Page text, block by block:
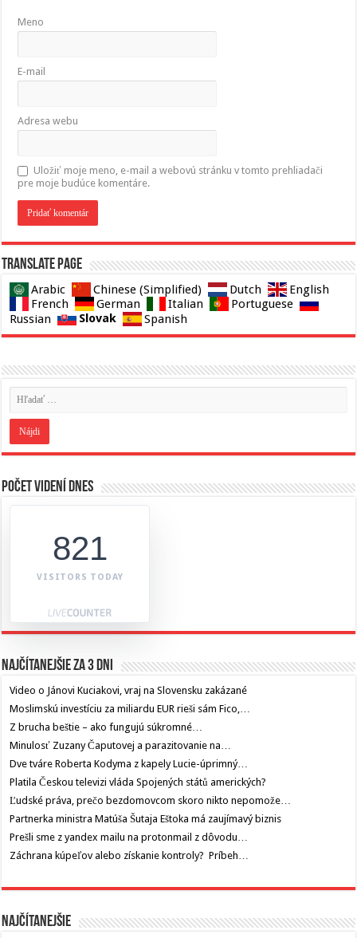
Meno
E-mail
Adresa webu
Uložiť moje meno, e-mail a webovú stránku v tomto prehliadači
pre moje budúce komentáre.
Translate page
Arabic Chinese (Simplified) Dutch
English
French
German Italian
Portuguese
Russian
Slovak Spanish
Počet videní dnes
821
VISITORS TODAY
Najčítanejšie za 3 dni
Video o Jánovi Kuciakovi, vraj na Slovensku zakázané
Moslimskú investíciu za miliardu EUR rieši sám Fico,…
Z brucha beštie – ako fungujú súkromné…
Minulosť Zuzany Čaputovej a parazitovanie na…
Dve tváre Roberta Kodyma z kapely Lucie-úprimný…
Platila Českou televizi vláda Spojených států amerických?
Ľudské práva, prečo bezdomovcom skoro nikto nepomože…
Partnerka ministra Matúša Šutaja Eštoka má zaujímavý biznis
Prešli sme z yandex mailu na protonmail z dôvodu…
Záchrana kúpeľov alebo získanie kontroly? Príbeh…
Najčítanejšie